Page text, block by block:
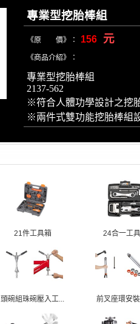
專業型挖胎棒組
《原 價》： 156 元
《商品介紹》：
專業型挖胎棒組
2137-562
※符合人體功學設計之挖
※兩件式雙功能挖胎棒組
21件工具箱 24合一工
頭碗組珠碗壓入工... 前叉座環安